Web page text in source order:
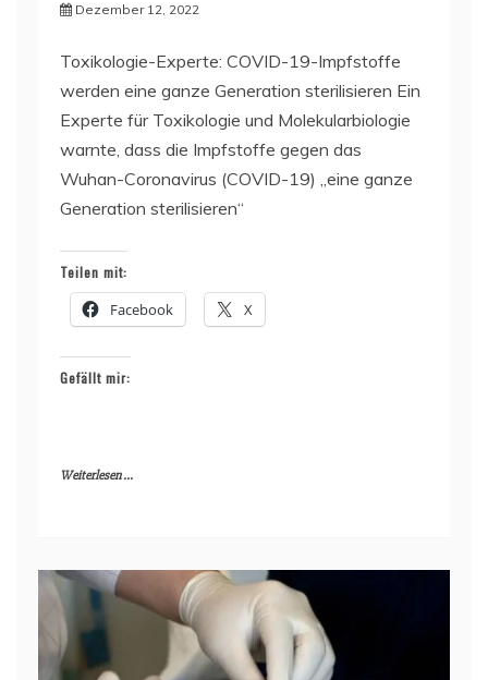
Dezember 12, 2022
Toxikologie-Experte: COVID-19-Impfstoffe
werden eine ganze Generation sterilisieren Ein
Experte für Toxikologie und Molekularbiologie
warnte, dass die Impfstoffe gegen das
Wuhan-Coronavirus (COVID-19) „eine ganze
Generation sterilisieren“
Teilen mit:
Facebook X
Gefällt mir:
Weiterlesen ...